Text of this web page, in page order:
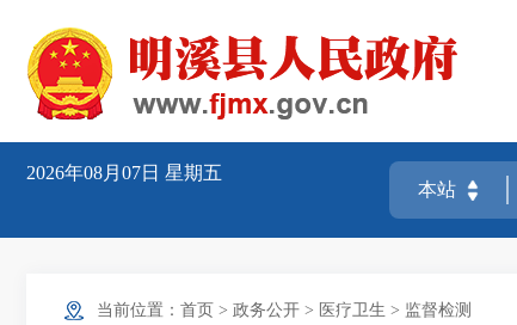
2026年08月07日 星期五
当前位置： 首页 > 政务公开 > 医疗卫生 > 监督检测